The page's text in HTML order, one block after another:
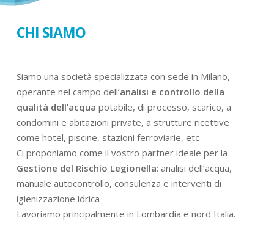
CHI SIAMO
Siamo una società specializzata con sede in Milano,
operante nel campo dell’analisi e controllo della
qualità dell’acqua potabile, di processo, scarico, a
condomini e abitazioni private, a strutture ricettive
come hotel, piscine, stazioni ferroviarie, etc
Ci proponiamo come il vostro partner ideale per la
Gestione del Rischio Legionella: analisi dell’acqua,
manuale autocontrollo, consulenza e interventi di
igienizzazione idrica
Lavoriamo principalmente in Lombardia e nord Italia.